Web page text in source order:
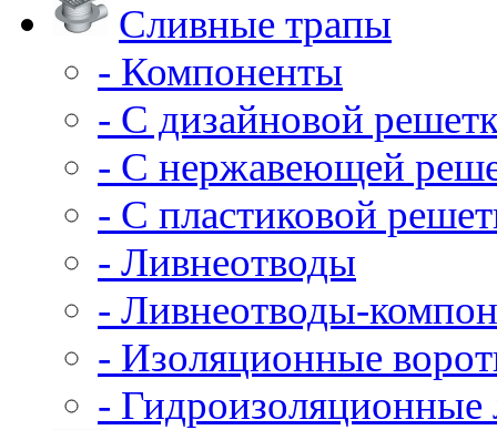
Сливные трапы
- Компоненты
- С дизайновой
- С нержавеющей
- С пластиковой
- Ливнеотводы
- Ливнеотводы-
- Изоляционные
- Гидроизоляционные